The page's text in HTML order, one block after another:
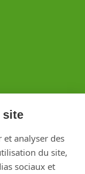
site
analyser des
du site,
sociaux et